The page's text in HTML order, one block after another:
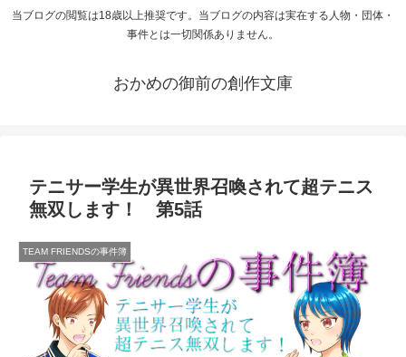
当ブログの閲覧は18歳以上推奨です。当ブログの内容は実在する人物・団体・
事件とは一切関係ありません。
おかめの御前の創作文庫
テニサー学生が異世界召喚されて超テニス
無双します！ 第5話
TEAM FRIENDSの事件簿